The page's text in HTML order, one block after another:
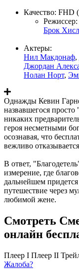
Качество: FHD
Режиссер:
Брок
Актеры:
Нил Макдонаф,
Джордан
Нолан Норт,
Однажды Кевин
назвавшегося
никаких
героя несметными
осознавая, что
вежливо
В ответ,
измерение, где
дальнейшем
путешествие через
любимой жене.
Смотреть
онлайн
Плеер I Плеер II
Жалоба?